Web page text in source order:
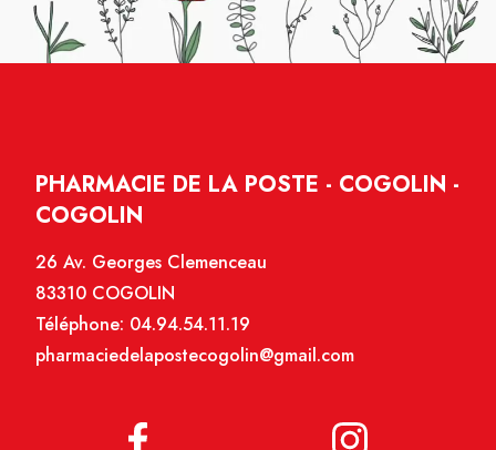
PHARMACIE DE LA POSTE - COGOLIN -
COGOLIN
26 Av. Georges Clemenceau
83310 COGOLIN
Téléphone: 04.94.54.11.19
pharmaciedelapostecogolin@gmail.com